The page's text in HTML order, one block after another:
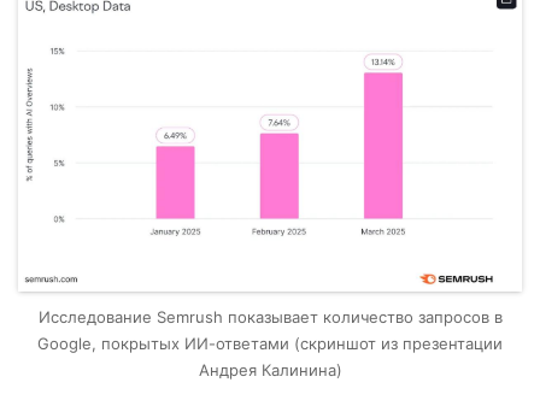
Исследование Semrush показывает количество запросов в
Google, покрытых ИИ-ответами (скриншот из презентации
Андрея Калинина)